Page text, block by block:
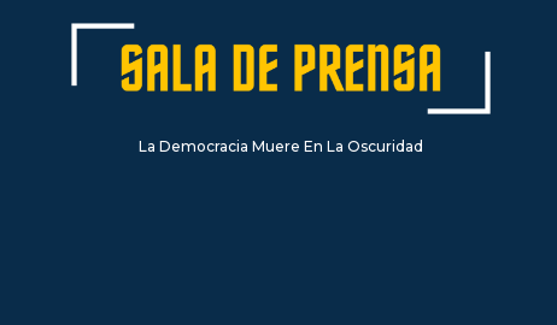
La Democracia Muere En La Oscuridad